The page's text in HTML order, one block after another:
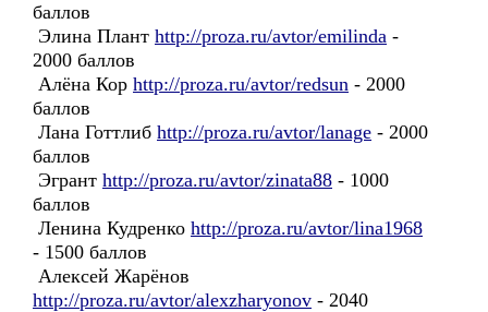
баллов
Элина Плант http://proza.ru/avtor/emilinda -
2000 баллов
Алёна Кор http://proza.ru/avtor/redsun - 2000
баллов
Лана Готтлиб http://proza.ru/avtor/lanage - 2000
баллов
Эгрант http://proza.ru/avtor/zinata88 - 1000
баллов
Ленина Кудренко http://proza.ru/avtor/lina1968
- 1500 баллов
Алексей Жарёнов
http://proza.ru/avtor/alexzharyonov - 2040